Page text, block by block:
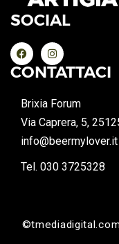
SOCIAL
CONTATTACI
Brixia Forum
Via Caprera, 5,
info@beermylover.it
Tel. 030 3725328